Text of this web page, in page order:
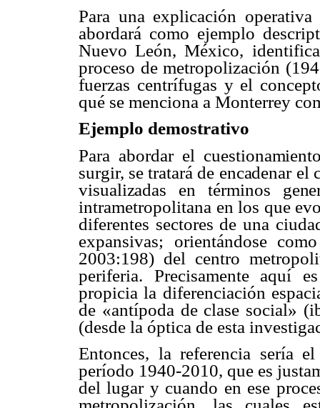
Para una explicación
abordará como ejemplo
Nuevo León, México,
proceso de metropolización
fuerzas centrífugas y el
qué se menciona a Monterrey
Ejemplo demostrativo
Para abordar el
surgir, se tratará de encadenar el
visualizadas en términos gene
intrametropolitana en los que
diferentes sectores de una
expansivas; orientándose
2003:198) del centro
periferia. Precisamente aquí
propicia la diferenciación
de «antípoda de clase social»
(desde la óptica de esta
Entonces, la referencia sería
período 1940-2010, que es
del lugar y cuando en ese